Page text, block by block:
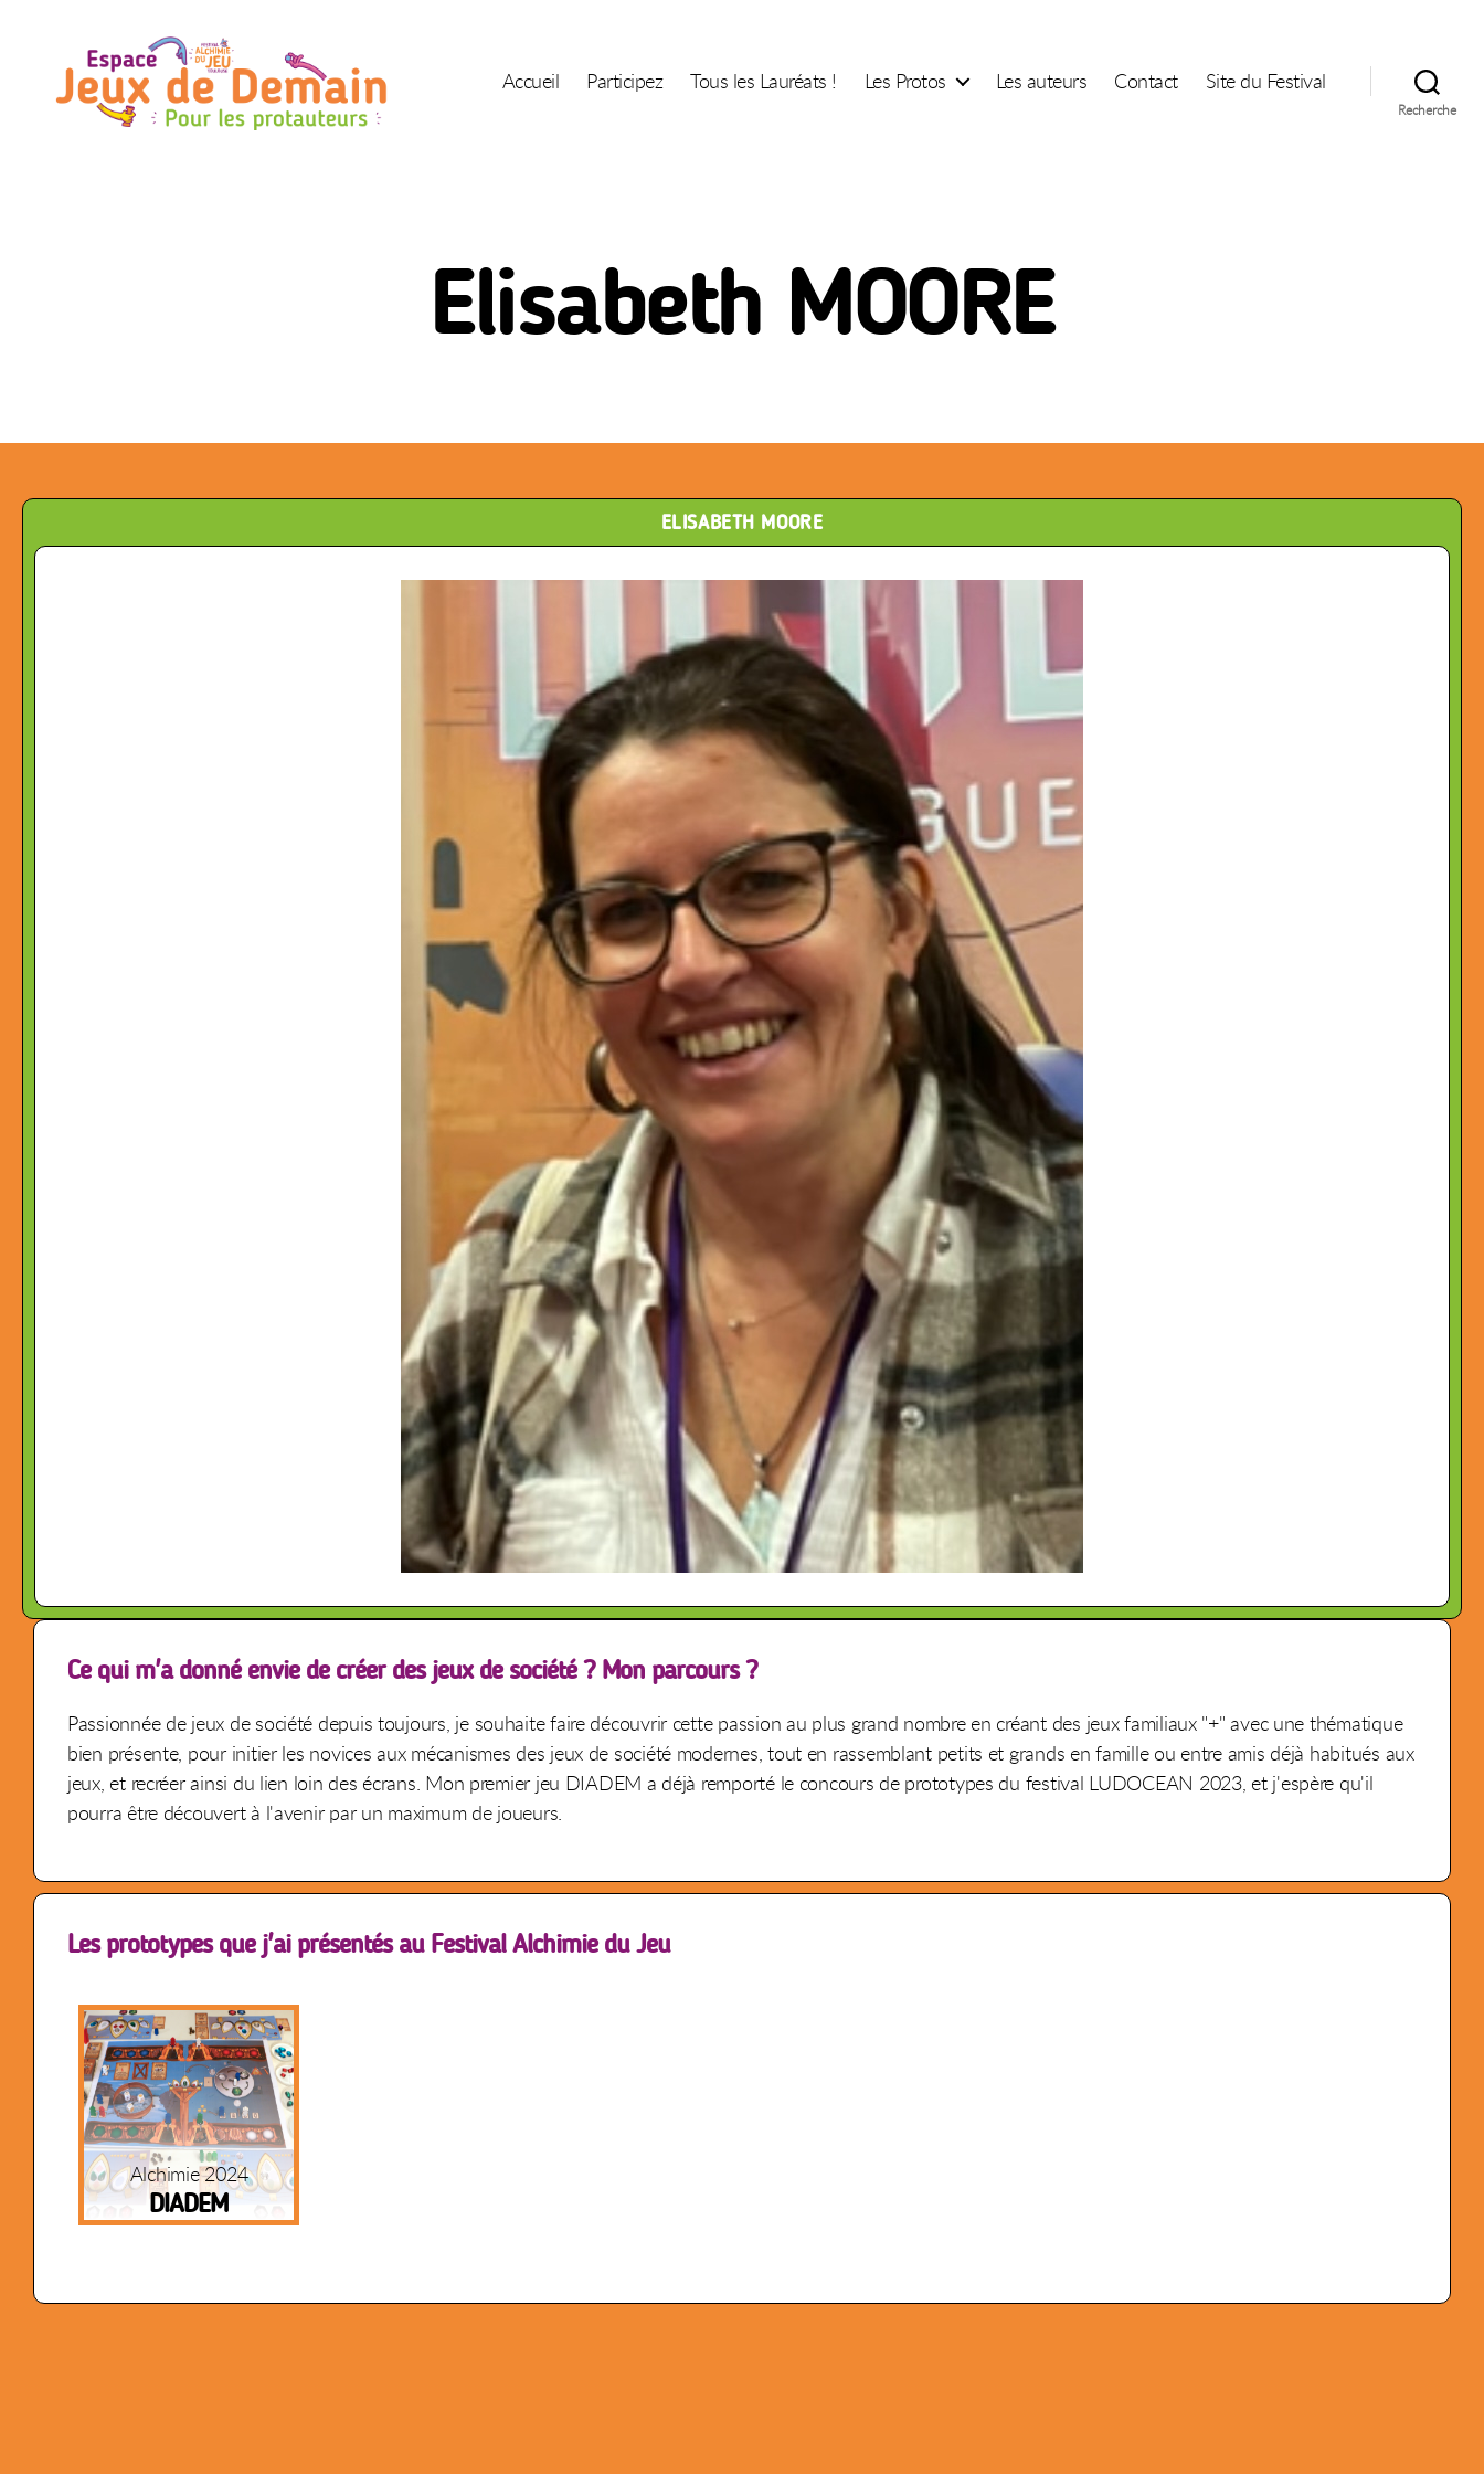
Accueil Participez Tous les Lauréats ! Les Protos Les auteurs Contact Site du Festival
Recherche
Elisabeth MOORE
ELISABETH MOORE
Ce qui m'a donné envie de créer des jeux de société ? Mon parcours ?
Passionnée de jeux de société depuis toujours, je souhaite faire découvrir cette passion au plus grand nombre en créant des jeux familiaux "+" avec une thématique
bien présente, pour initier les novices aux mécanismes des jeux de société modernes, tout en rassemblant petits et grands en famille ou entre amis déjà habitués aux
jeux, et recréer ainsi du lien loin des écrans. Mon premier jeu DIADEM a déjà remporté le concours de prototypes du festival LUDOCEAN 2023, et j'espère qu'il
pourra être découvert à l'avenir par un maximum de joueurs.
Les prototypes que j'ai présentés au Festival Alchimie du Jeu
Alchimie 2024
DIADEM